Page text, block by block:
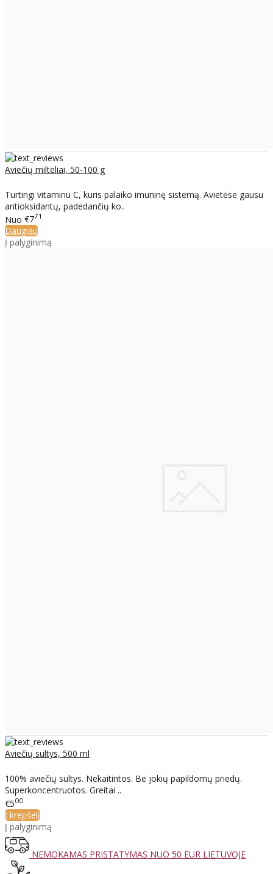
Aviečių milteliai, 50-100 g
Turtingi vitaminu C, kuris palaiko imuninę sistemą. Avietėse gausu
antioksidantų, padedančių ko..
Nuo €771
Daugiau
Į palyginimą
Aviečių sultys, 500 ml
100% aviečių sultys. Nekaitintos. Be jokių papildomų priedų.
Superkoncentruotos. Greitai ..
€500
Į krepšelį
Į palyginimą
NEMOKAMAS PRISTATYMAS NUO 50 EUR LIETUVOJE